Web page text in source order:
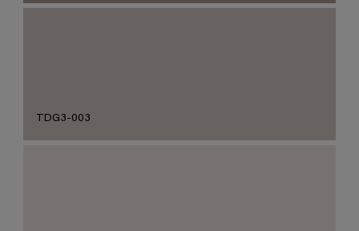
TDG3-003